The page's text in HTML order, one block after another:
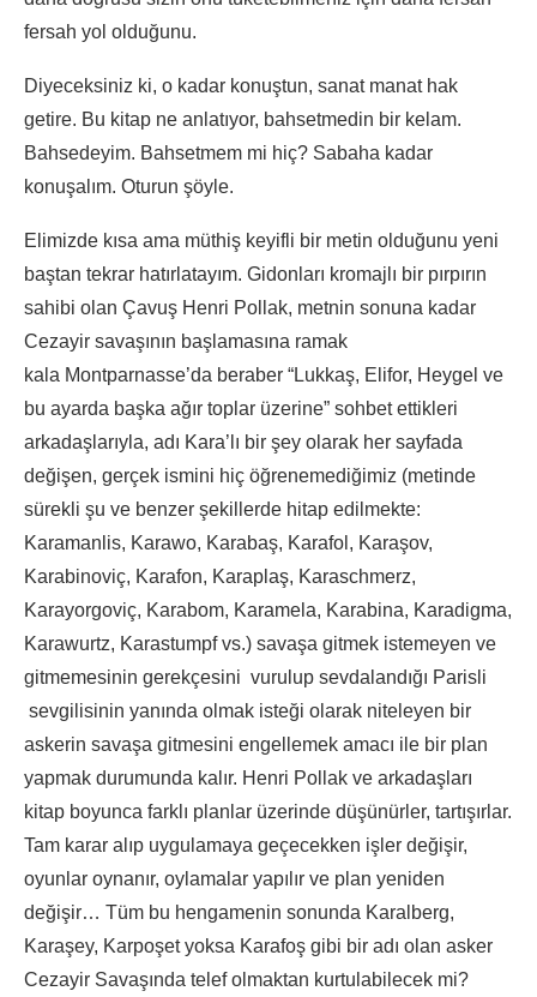
fersah yol olduğunu.
Diyeceksiniz ki, o kadar konuştun, sanat manat hak
getire. Bu kitap ne anlatıyor, bahsetmedin bir kelam.
Bahsedeyim. Bahsetmem mi hiç? Sabaha kadar
konuşalım. Oturun şöyle.
Elimizde kısa ama müthiş keyifli bir metin olduğunu yeni
baştan tekrar hatırlatayım. Gidonları kromajlı bir pırpırın
sahibi olan Çavuş Henri Pollak, metnin sonuna kadar
Cezayir savaşının başlamasına ramak
kala Montparnasse’da beraber “Lukkaş, Elifor, Heygel ve
bu ayarda başka ağır toplar üzerine” sohbet ettikleri
arkadaşlarıyla, adı Kara’lı bir şey olarak her sayfada
değişen, gerçek ismini hiç öğrenemediğimiz (metinde
sürekli şu ve benzer şekillerde hitap edilmekte:
Karamanlis, Karawo, Karabaş, Karafol, Karaşov,
Karabinoviç, Karafon, Karaplaş, Karaschmerz,
Karayorgoviç, Karabom, Karamela, Karabina, Karadigma,
Karawurtz, Karastumpf vs.) savaşa gitmek istemeyen ve
gitmemesinin gerekçesini vurulup sevdalandığı Parisli
sevgilisinin yanında olmak isteği olarak niteleyen bir
askerin savaşa gitmesini engellemek amacı ile bir plan
yapmak durumunda kalır. Henri Pollak ve arkadaşları
kitap boyunca farklı planlar üzerinde düşünürler, tartışırlar.
Tam karar alıp uygulamaya geçecekken işler değişir,
oyunlar oynanır, oylamalar yapılır ve plan yeniden
değişir… Tüm bu hengamenin sonunda Karalberg,
Karaşey, Karpoşet yoksa Karafoş gibi bir adı olan asker
Cezayir Savaşında telef olmaktan kurtulabilecek mi?